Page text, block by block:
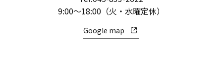
9:00～18:00（火・水曜定休）
Google map